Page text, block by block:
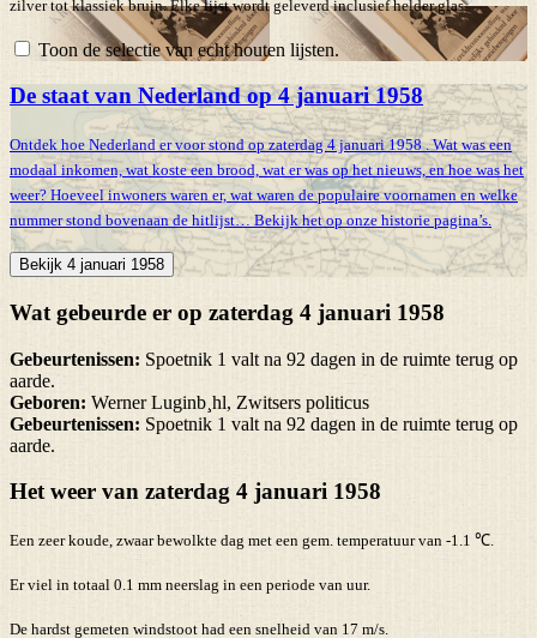
zilver tot klassiek bruin. Elke lijst wordt geleverd inclusief helder glas.
Toon de selectie van echt houten lijsten.
De staat van Nederland op 4 januari 1958
Ontdek hoe Nederland er voor stond op zaterdag 4 januari 1958 . Wat was een
modaal inkomen, wat koste een brood, wat er was op het nieuws, en hoe was het
weer? Hoeveel inwoners waren er, wat waren de populaire voornamen en welke
nummer stond bovenaan de hitlijst… Bekijk het op onze historie pagina’s.
Bekijk 4 januari 1958
Wat gebeurde er op zaterdag 4 januari 1958
Gebeurtenissen: Spoetnik 1 valt na 92 dagen in de ruimte terug op
aarde.
Geboren: Werner Luginb¸hl, Zwitsers politicus
Gebeurtenissen: Spoetnik 1 valt na 92 dagen in de ruimte terug op
aarde.
Het weer van zaterdag 4 januari 1958
Een zeer koude, zwaar bewolkte dag met een gem. temperatuur van -1.1 ℃.
Er viel in totaal 0.1 mm neerslag in een periode van uur.
De hardst gemeten windstoot had een snelheid van 17 m/s.